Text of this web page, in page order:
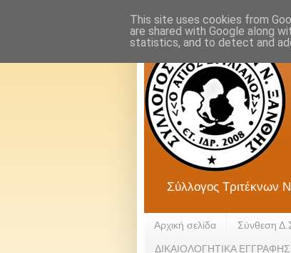
Σύλλογος Τριτέκνων
Αρχική σελίδα Σύνθεση
ΔΙΚΑΙΟΛΟΓΗΤΙΚΑ
This site uses cookies from
are shared with Google along
statistics, and to detect and